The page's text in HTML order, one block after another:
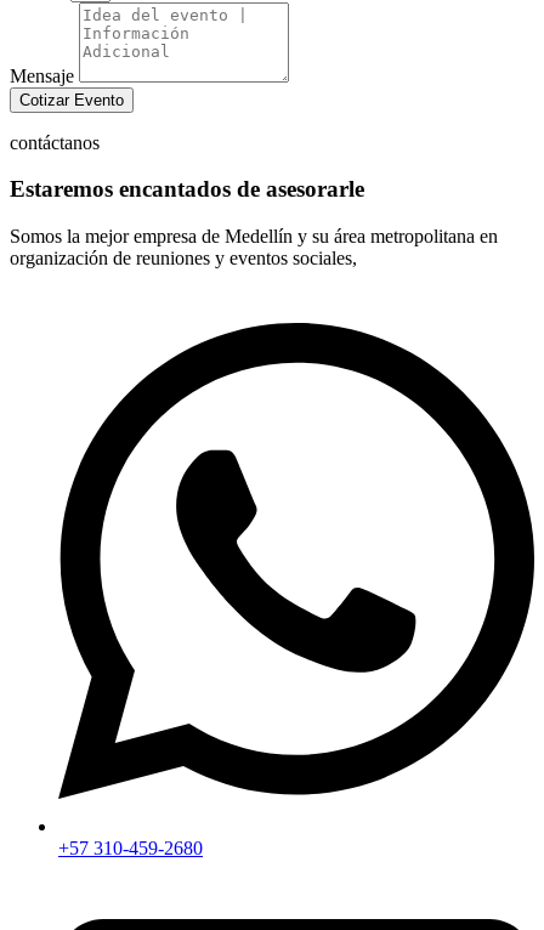
Mensaje
Cotizar Evento
contáctanos
Estaremos encantados de asesorarle
Somos la mejor empresa de Medellín y su área metropolitana en
organización de reuniones y eventos sociales,
+57 310-459-2680